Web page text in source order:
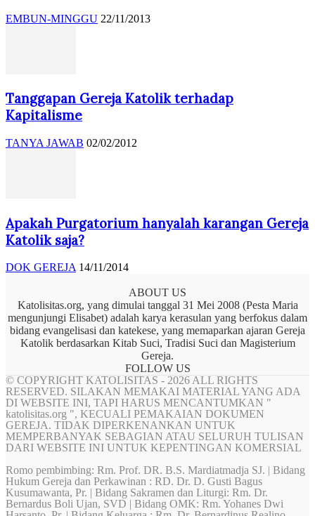
EMBUN-MINGGU 22/11/2013
Tanggapan Gereja Katolik terhadap
Kapitalisme
TANYA JAWAB 02/02/2012
Apakah Purgatorium hanyalah karangan Gereja
Katolik saja?
DOK GEREJA 14/11/2014
ABOUT US
Katolisitas.org, yang dimulai tanggal 31 Mei 2008 (Pesta Maria
mengunjungi Elisabet) adalah karya kerasulan yang berfokus dalam
bidang evangelisasi dan katekese, yang memaparkan ajaran Gereja
Katolik berdasarkan Kitab Suci, Tradisi Suci dan Magisterium
Gereja.
FOLLOW US
© COPYRIGHT KATOLISITAS - 2026 ALL RIGHTS
RESERVED. SILAKAN MEMAKAI MATERIAL YANG ADA
DI WEBSITE INI, TAPI HARUS MENCANTUMKAN "
katolisitas.org ", KECUALI PEMAKAIAN DOKUMEN
GEREJA. TIDAK DIPERKENANKAN UNTUK
MEMPERBANYAK SEBAGIAN ATAU SELURUH TULISAN
DARI WEBSITE INI UNTUK KEPENTINGAN KOMERSIAL
Romo pembimbing: Rm. Prof. DR. B.S. Mardiatmadja SJ. | Bidang
Hukum Gereja dan Perkawinan : RD. Dr. D. Gusti Bagus
Kusumawanta, Pr. | Bidang Sakramen dan Liturgi: Rm. Dr.
Bernardus Boli Ujan, SVD | Bidang OMK: Rm. Yohanes Dwi